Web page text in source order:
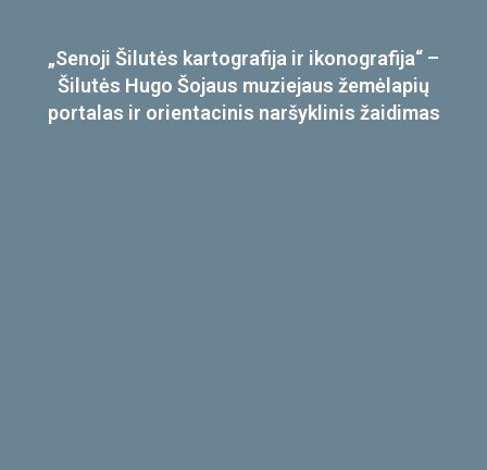
„Senoji Šilutės kartografija ir ikonografija“ –
Šilutės Hugo Šojaus muziejaus žemėlapių
portalas ir orientacinis naršyklinis žaidimas